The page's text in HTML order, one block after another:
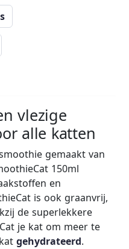
vlezige
alle katten
gemaakt van
150ml
en
is ook graanvrij,
de superlekkere
je kat om meer te
gehydrateerd.